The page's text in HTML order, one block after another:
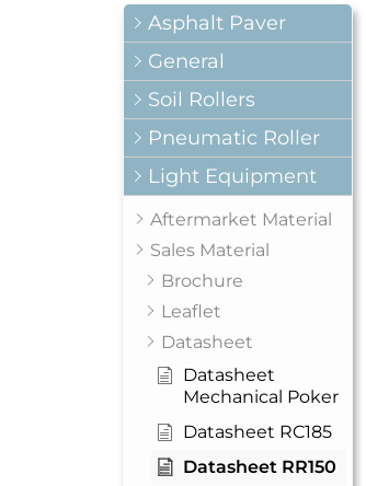
Asphalt Paver
General
Soil Rollers
Pneumatic Roller
Light Equipment
Aftermarket Material
Sales Material
Brochure
Leaflet
Datasheet
Datasheet
Mechanical Poker
Datasheet RC185
Datasheet RR150